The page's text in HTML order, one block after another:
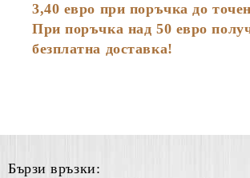
3,40 евро при поръчка до
При поръчка над 50 евро
безплатна доставка!
Бързи връзки: